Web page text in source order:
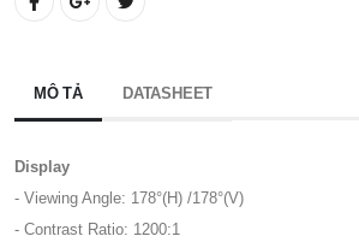
MÔ TẢ DATASHEET
Display
- Viewing Angle: 178°(H) /178°(V)
- Contrast Ratio: 1200:1